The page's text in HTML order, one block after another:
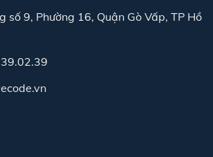
số 9, Phường 16, Quận Gò Vấp, TP Hồ